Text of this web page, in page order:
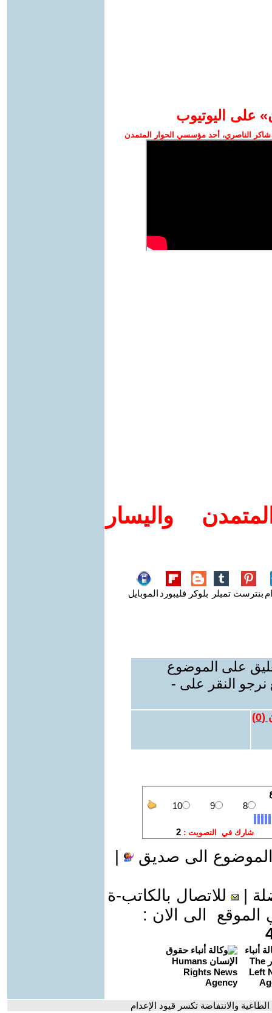
على اليوتيوب
الناصري، أحد مؤسسي الحوار المتمدن
واليسار
بنترست تمبلر بلوكر فليبورد الموبايل
على الموضوع
نرجو النقر على -
(
0
)
الى صديق
للاتصال بالكاتب-ة
الى الان :
والانتفاضة تكسر قيود الإعدام